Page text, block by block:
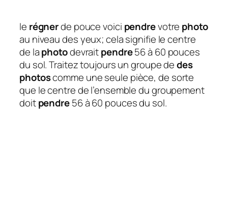
le régnerde pouce voici pendrevotre photo
au niveau des yeux; cela signifie le centre
de laphotodevraitpendre56 à 60 pouces
du sol. Traitez toujours un groupe dedes
photoscomme une seule pièce, de sorte
que le centre de l’ensemble du groupement
doitpendre56 à 60 pouces du sol.